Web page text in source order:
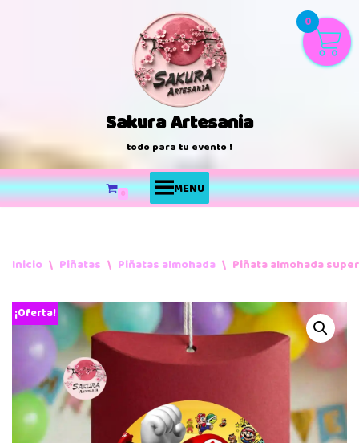
Sakura Artesania
todo para tu evento !
0 MENU
Inicio \ Piñatas \ Piñatas almohada \ Piñata almohada
¡Oferta!
0